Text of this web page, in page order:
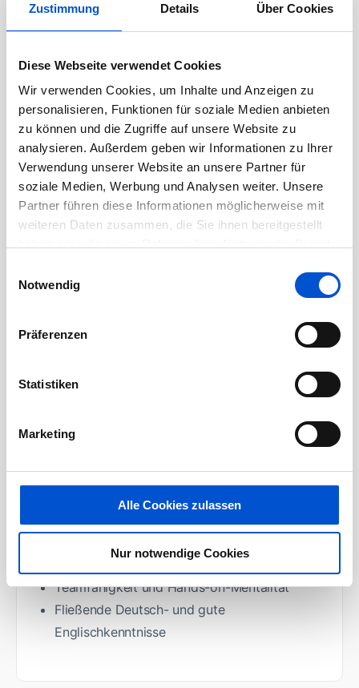
Zustimmung Details Über Cookies
Diese Webseite verwendet Cookies
Wir verwenden Cookies, um Inhalte und Anzeigen zu
personalisieren, Funktionen für soziale Medien anbieten
zu können und die Zugriffe auf unsere Website zu
analysieren. Außerdem geben wir Informationen zu Ihrer
Verwendung unserer Website an unsere Partner für
soziale Medien, Werbung und Analysen weiter. Unsere
Partner führen diese Informationen möglicherweise mit
weiteren Daten zusammen, die Sie ihnen bereitgestellt
Notwendig
Präferenzen
Statistiken
Marketing
Alle Cookies zulassen
Nur notwendige Cookies
Koordination und Durchführung von
technischen Wareneingangsprüfungen gemäß
Vorgaben mit geeigneten Prüfmitteln
Vorgängen bzw. von qualitätsrelevanten
Fragestellungen (z.B. Abweichungen,
Unvollständigkeit, Beschädigungen,
Sperrware) von Wareneingangspositionen,
Pflege der relevanten Daten im ERP-System
Im Rahmen der Erstmusterfreigabe Erstellung
von Prüfberichten für Einbauversuche in der
Durchführung von technischen Messungen für
Abschluss einer gewerblich-technischen
oder eine vergleichbare Qualifikation
und Interpretieren von technischen
Zeichnungen und Prüfplänen
Systematisches und strukturiertes Arbeiten
Teamfähigkeit und Hands-on-Mentalität
Fließende Deutsch- und gute
Englischkenntnisse